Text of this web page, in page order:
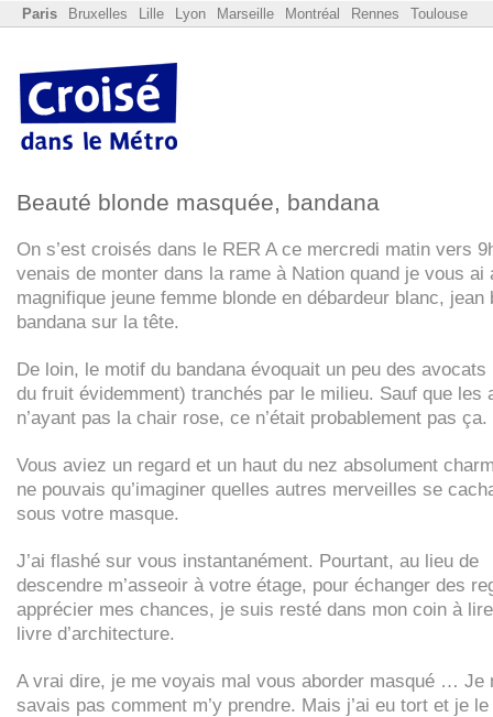
Paris Bruxelles Lille Lyon Marseille Montréal Rennes Toulouse
Beauté blonde masquée, bandana
On s’est croisés dans le RER A ce mercredi matin vers
venais de monter dans la rame à Nation quand je vous ai
magnifique jeune femme blonde en débardeur blanc, jean
bandana sur la tête.
De loin, le motif du bandana évoquait un peu des avocats
du fruit évidemment) tranchés par le milieu. Sauf que les
n’ayant pas la chair rose, ce n’était probablement pas ça.
Vous aviez un regard et un haut du nez absolument
ne pouvais qu’imaginer quelles autres merveilles se
sous votre masque.
J’ai flashé sur vous instantanément. Pourtant, au lieu de
descendre m’asseoir à votre étage, pour échanger des
apprécier mes chances, je suis resté dans mon coin à
livre d’architecture.
A vrai dire, je me voyais mal vous aborder masqué … Je
savais pas comment m’y prendre. Mais j’ai eu tort et je